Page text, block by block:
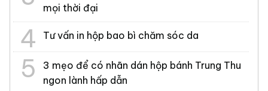
mọi thời đại
Tư vấn in hộp bao bì chăm sóc da
3 mẹo để có nhãn dán hộp bánh Trung Thu
ngon lành hấp dẫn